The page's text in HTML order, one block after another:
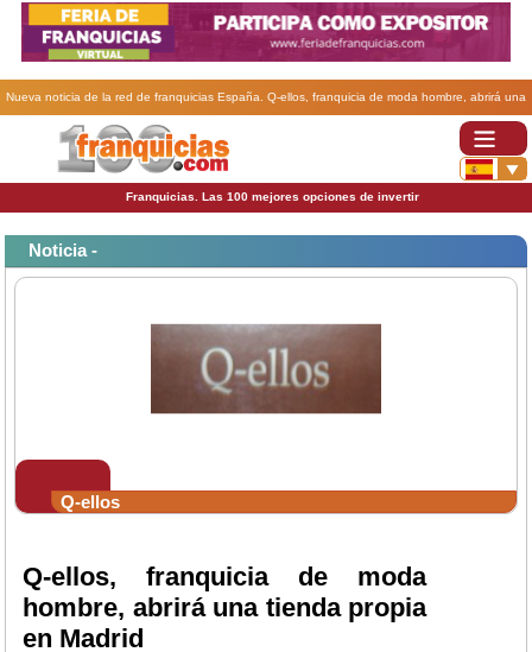
Nueva noticia de la red de franquicias España. Q-ellos, franquicia de moda hombre, abrirá una
Franquicias. Las 100 mejores opciones de invertir
Noticia -
Q-ellos
Q-ellos, franquicia de moda
hombre, abrirá una tienda propia
en Madrid